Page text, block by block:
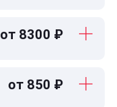
от 8300 ₽
от 850 ₽